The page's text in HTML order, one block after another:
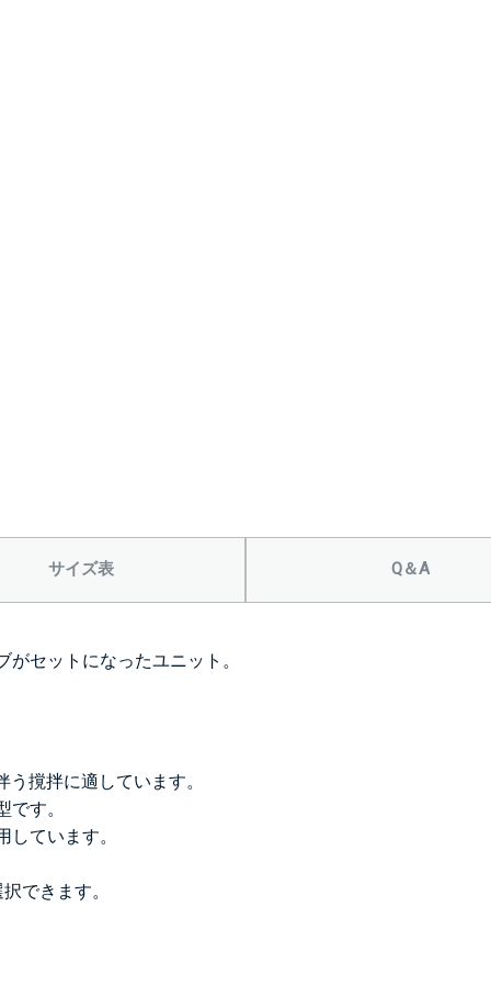
サイズ表 Q＆A
セットになったユニット。
撹拌に適しています。
す。
ています。
できます。